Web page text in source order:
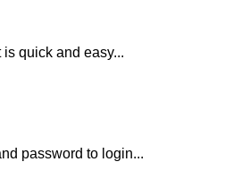
quick and easy...
password to login...